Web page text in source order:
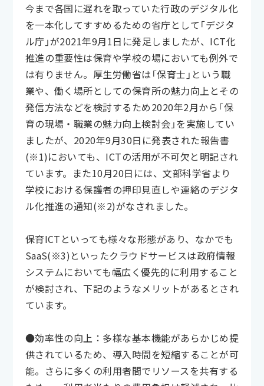
今まで各国に遅れを取っていた行政のデジタル化
を一本化してすすめるための省庁として「デジタ
ル庁」が2021年9月1日に発足しましたが、ICT化
推進の重要性は保育や学校の場においても例外で
は有りません。厚生労働省は「保育士」という職
業や、働く場所としての保育所の魅力向上とその
発信方法などを検討するため2020年2月から「保
育の現場・職業の魅力向上検討会」を実施してい
ましたが、2020年9月30日に発表された報告書
(※1)においても、ICTの活用が不可欠と明記され
ています。また10月20日には、文部科学省より
学校における保護者の押印見直しや連絡のデジタ
ル化推進の通知(※2)がなされました。
保育ICTといっても様々な形態があり、なかでも
SaaS(※3)といったクラウドサービスは政府情報
システムにおいても幅広く優先的に利用すること
が検討され、下記のようなメリットがあるとされ
ています。
●効率性の向上：多様な基本機能があらかじめ提
供されているため、導入時間を短縮することが可
能。さらに多くの利用者間でリソースを共有する